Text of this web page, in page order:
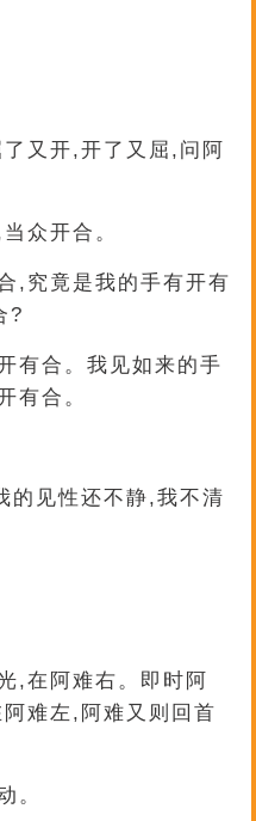
又开,开了又屈,问阿
众开合。
,究竟是我的手有开有
?
有合。我见如来的手
有合。
的见性还不静,我不清
,在阿难右。即时阿
难左,阿难又则回首
。